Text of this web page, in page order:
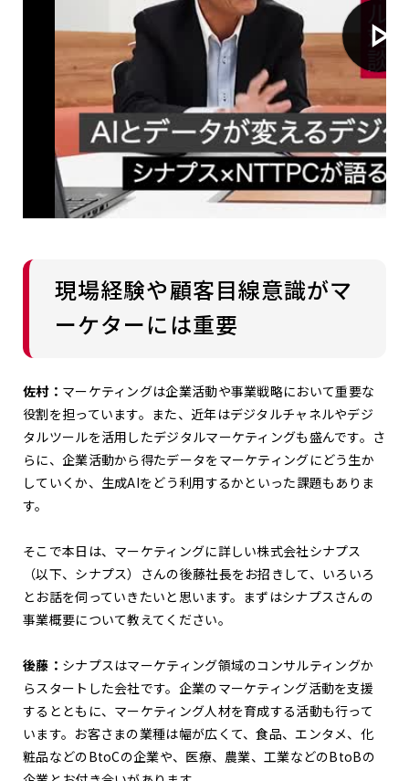
現場経験や顧客目線意識がマ
ーケターには重要
佐村： マーケティングは企業活動や事業戦略において重要な
役割を担っています。また、近年はデジタルチャネルやデジ
タルツールを活用したデジタルマーケティングも盛んです。さ
らに、企業活動から得たデータをマーケティングにどう生か
していくか、生成AIをどう利用するかといった課題もありま
す。
そこで本日は、マーケティングに詳しい株式会社シナプス
（以下、シナプス）
さんの後藤社長をお招きして、いろいろ
とお話を伺っていきたいと思います。まずはシナプスさんの
事業概要について教えてください。
後藤： シナプスはマーケティング領域のコンサルティングか
らスタートした会社です。企業のマーケティング活動を支援
するとともに、マーケティング人材を育成する活動も行って
います。お客さまの業種は幅が広くて、食品、エンタメ、化
粧品などのBtoCの企業や、医療、農業、工業などのBtoBの